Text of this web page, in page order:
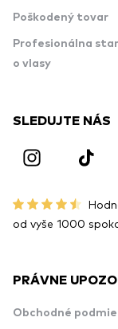
Poškodený tovar
Profesionálna
o vlasy
SLEDUJTE NÁS
od vyše 1000
PRÁVNE
Obchodné